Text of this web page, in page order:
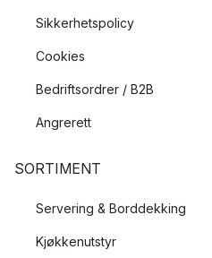
Sikkerhetspolicy
Cookies
Bedriftsordrer / B2B
Angrerett
SORTIMENT
Servering & Borddekking
Kjøkkenutstyr